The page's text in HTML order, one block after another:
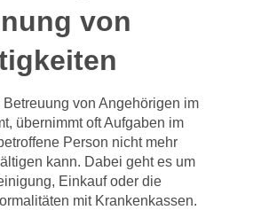
von
von Angehörigen im
übernimmt oft Aufgaben im
Person nicht mehr
kann. Dabei geht es um
Einkauf oder die
mit Krankenkassen.